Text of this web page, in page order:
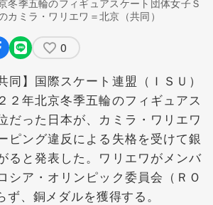
カミラ・ワリエワ＝北京（共同）
0
】国際スケート連盟（ＩＳＵ）
２年北京冬季五輪のフィギュアス
だった日本が、カミラ・ワリエワ
ピング違反による失格を受けて銀
ると発表した。ワリエワがメンバ
シア・オリンピック委員会（ＲＯ
ず、銅メダルを獲得する。